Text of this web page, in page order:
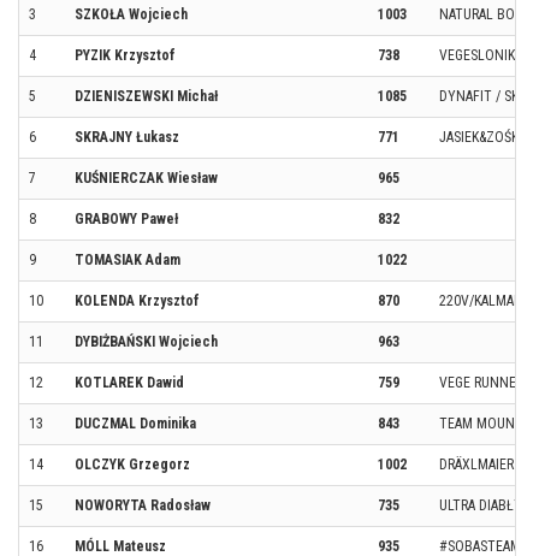
3 SZKOŁA Wojciech 1003 NATURAL BORN
4 PYZIK Krzysztof 738 VEGESLONIKN
5 DZIENISZEWSKI Michał 1085 DYNAFIT /
6 SKRAJNY Łukasz 771 JASIEK&ZOŚKA
7 KUŚNIERCZAK Wiesław 965
8 GRABOWY Paweł 832
9 TOMASIAK Adam 1022
10 KOLENDA Krzysztof 870 220V/KALMAR
11 DYBIŻBAŃSKI Wojciech 963
12 KOTLAREK Dawid 759 VEGE RUNNERS
13 DUCZMAL Dominika 843 TEAM
14 OLCZYK Grzegorz 1002 DRÄXLMAIER
15 NOWORYTA Radosław 735 ULTRA DIABŁY
16 MÓLL Mateusz 935 #SOBASTEAM